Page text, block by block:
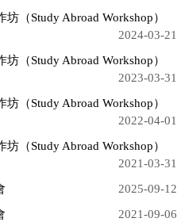
訊息
規劃
程表
花絮
（Study Abroad Workshop）
2024-03-21
（Study Abroad Workshop）
2023-03-31
（Study Abroad Workshop）
2022-04-01
（Study Abroad Workshop）
2021-03-31
2025-09-12
2021-09-06